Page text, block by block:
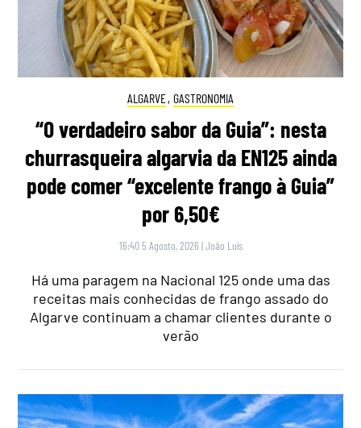
ALGARVE, GASTRONOMIA
“O verdadeiro sabor da Guia”: nesta
churrasqueira algarvia da EN125 ainda
pode comer “excelente frango à Guia”
por 6,50€
16:40 5 Agosto, 2026 |João Luís
Há uma paragem na Nacional 125 onde uma das
receitas mais conhecidas de frango assado do
Algarve continuam a chamar clientes durante o
verão